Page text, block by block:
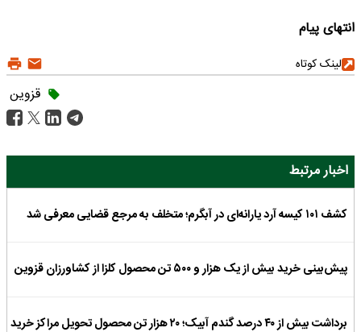
انتهای پیام
لینک کوتاه
قزوین
اخبار مرتبط
کشف ۱۰۱ کیسه آرد یارانه‌ای در آبگرم؛ متخلف به مرجع قضایی معرفی شد
پیش‌بینی خرید بیش از یک هزار و ۵۰۰ تن محصول کلزا از کشاورزان قزوین
برداشت بیش از ۴۰ درصد گندم آبیک؛ ۲۰ هزار تن محصول تحویل مراکز خرید